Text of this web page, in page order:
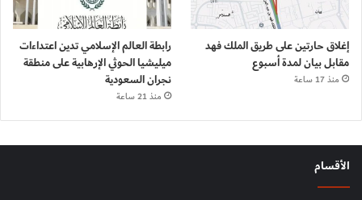
إغلاق حارتين على طريق الملك فهد
مقابل بيان لمدة أسبوع
منذ 17 ساعة
رابطة العالم الإسلامي تدين اعتداءات
ميليشيا الحوثي الإرهابية على منطقة
نجران السعودية
منذ 21 ساعة
الأقسام